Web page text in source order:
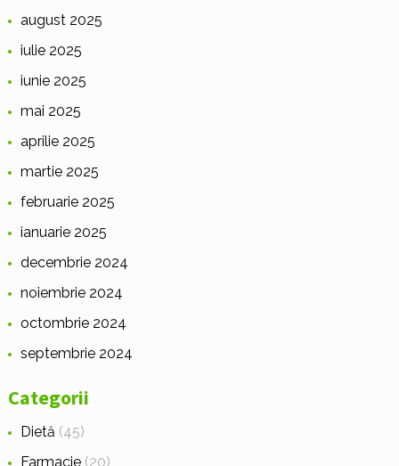
august 2025
iulie 2025
iunie 2025
mai 2025
aprilie 2025
martie 2025
februarie 2025
ianuarie 2025
decembrie 2024
noiembrie 2024
octombrie 2024
septembrie 2024
Categorii
Dietă (45)
Farmacie(20)